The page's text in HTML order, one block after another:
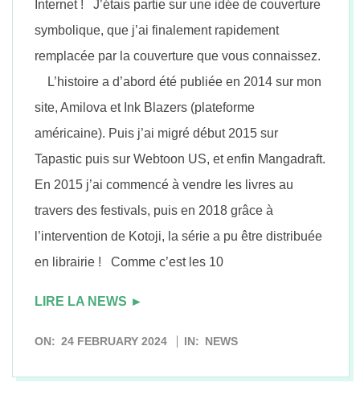
Internet ! J’étais partie sur une idée de couverture
symbolique, que j’ai finalement rapidement
remplacée par la couverture que vous connaissez.
L’histoire a d’abord été publiée en 2014 sur mon
site, Amilova et Ink Blazers (plateforme
américaine). Puis j’ai migré début 2015 sur
Tapastic puis sur Webtoon US, et enfin Mangadraft.
En 2015 j’ai commencé à vendre les livres au
travers des festivals, puis en 2018 grâce à
l’intervention de Kotoji, la série a pu être distribuée
en librairie ! Comme c’est les 10
LIRE LA NEWS ►
2024-
ON: 24 FEBRUARY 2024 IN: NEWS